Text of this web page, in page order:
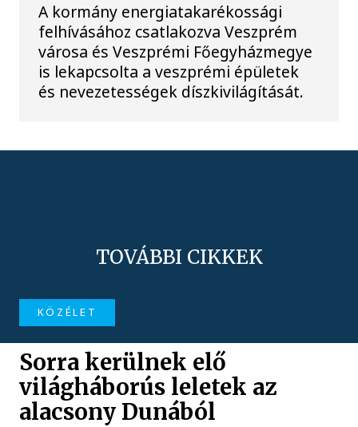
A kormány energiatakarékossági
felhívásához csatlakozva Veszprém
városa és Veszprémi Főegyházmegye
is lekapcsolta a veszprémi épületek
és nevezetességek díszkivilágítását.
TOVÁBBI CIKKEK
KÖZÉLET
Sorra kerülnek elő
világháborús leletek az
alacsony Dunából